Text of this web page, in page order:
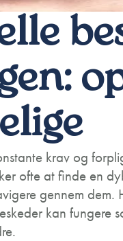
krav og
ofte at finde en
gennem
kan